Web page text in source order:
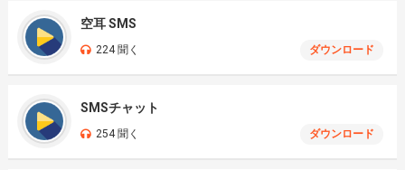
空耳 SMS
224 聞く ダウンロード
SMSチャット
254 聞く ダウンロード